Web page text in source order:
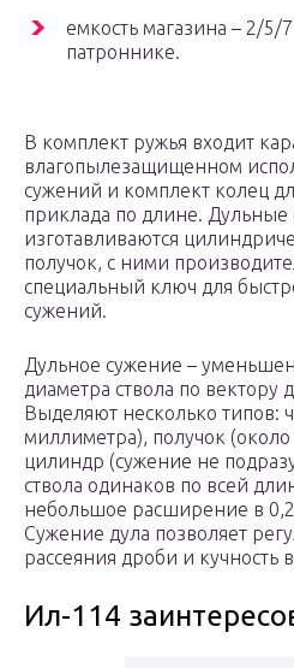
емкость магазина – 2/5/
патроннике.
В комплект ружья входит
влагопылезащищенном
сужений и комплект колец
приклада по длине. Дульные
изготавливаются
получок, с ними
специальный ключ для
сужений.
Дульное сужение –
диаметра ствола по вектору
Выделяют несколько типов:
миллиметра), получок
цилиндр (сужение не
ствола одинаков по всей
небольшое расширение в
Сужение дула позволяет
рассеяния дроби и кучность
Ил-114